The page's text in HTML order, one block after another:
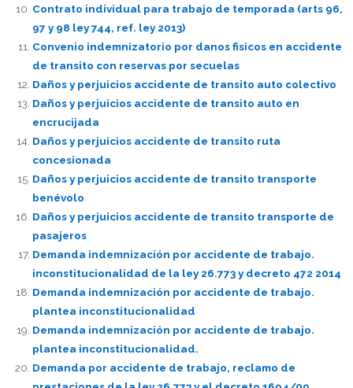
Contrato individual para trabajo de temporada (arts 96,
97 y 98 ley 744, ref. ley 2013)
Convenio indemnizatorio por danos fisicos en accidente
de transito con reservas por secuelas
Daños y perjuicios accidente de transito auto colectivo
Daños y perjuicios accidente de transito auto en
encrucijada
Daños y perjuicios accidente de transito ruta
concesionada
Daños y perjuicios accidente de transito transporte
benévolo
Daños y perjuicios accidente de transito transporte de
pasajeros
Demanda indemnización por accidente de trabajo.
inconstitucionalidad de la ley 26.773 y decreto 472 2014
Demanda indemnización por accidente de trabajo.
plantea inconstitucionalidad
Demanda indemnización por accidente de trabajo.
plantea inconstitucionalidad.
Demanda por accidente de trabajo, reclamo de